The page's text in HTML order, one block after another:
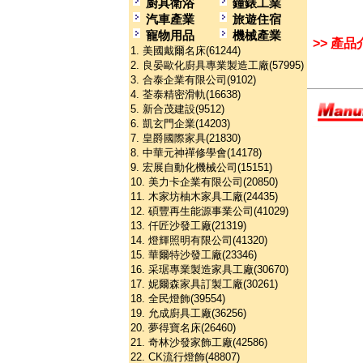
廚具衛浴
鐘錶工業
汽車產業
旅遊住宿
寵物用品
機械產業
1. 美國戴爾名床(61244)
2. 良晏歐化廚具專業製造工廠(57995)
3. 合泰企業有限公司(9102)
4. 荃泰精密滑軌(16638)
5. 新合茂建設(9512)
6. 凱玄門企業(14203)
7. 皇爵國際家具(21830)
8. 中華元神禪修學會(14178)
9. 宏展自動化機械公司(15151)
10. 美力卡企業有限公司(20850)
11. 木家坊柚木家具工廠(24435)
12. 碩豐再生能源事業公司(41029)
13. 仟匠沙發工廠(21319)
14. 燈輝照明有限公司(41320)
15. 華爾特沙發工廠(23346)
16. 采琚專業製造家具工廠(30670)
17. 妮爾森家具訂製工廠(30261)
18. 全民燈飾(39554)
19. 允成廚具工廠(36256)
20. 夢得寶名床(26460)
21. 奇林沙發家飾工廠(42586)
22. CK流行燈飾(48807)
>> 產品